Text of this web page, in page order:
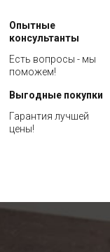
Опытные
консультанты
Есть вопросы - мы
поможем!
Выгодные покупки
Гарантия лучшей
цены!